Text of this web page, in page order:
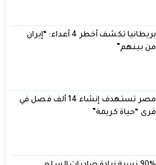
بريطانيا تكشف أخطر 4 أعداء: “إيران
من بينهم”
مصر تستهدف إنشاء 14 ألف فصل في
قرى “حياة كريمة”